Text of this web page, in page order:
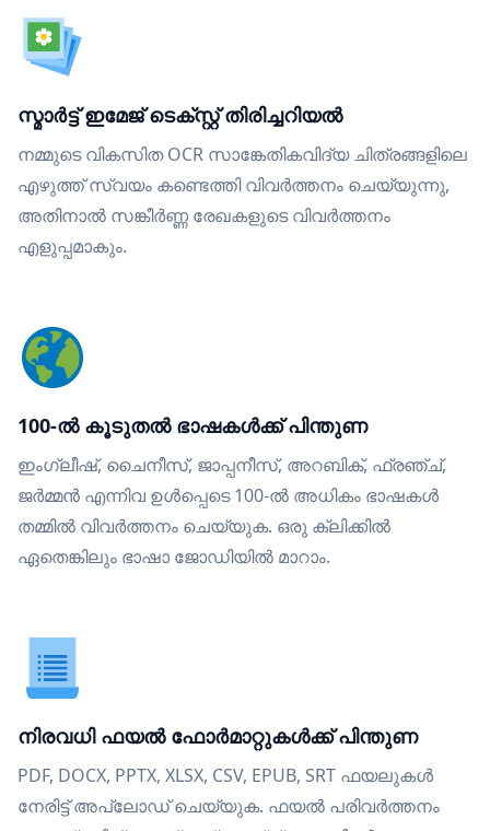
സ്മാർട്ട് ഇമേജ് ടെക്സ്റ്റ് തിരിച്ചറിയൽ
നമ്മുടെ വികസിത OCR സാങ്കേതികവിദ്യ ചിത്രങ്ങളിലെ
എഴുത്ത് സ്വയം കണ്ടെത്തി വിവർത്തനം ചെയ്യുന്നു,
അതിനാൽ സങ്കീർണ്ണ രേഖകളുടെ വിവർത്തനം
എളുപ്പമാകും.
100-ൽ കൂടുതൽ ഭാഷകൾക്ക് പിന്തുണ
ഇംഗ്ലീഷ്, ചൈനീസ്, ജാപ്പനീസ്, അറബിക്, ഫ്രഞ്ച്,
ജർമ്മൻ എന്നിവ ഉൾപ്പെടെ 100-ൽ അധികം ഭാഷകൾ
തമ്മിൽ വിവർത്തനം ചെയ്യുക. ഒരു ക്ലിക്കിൽ
ഏതെങ്കിലും ഭാഷാ ജോഡിയിൽ മാറാം.
നിരവധി ഫയൽ ഫോർമാറ്റുകൾക്ക് പിന്തുണ
PDF, DOCX, PPTX, XLSX, CSV, EPUB, SRT ഫയലുകൾ
നേരിട്ട് അപ്‌ലോഡ് ചെയ്യുക. ഫയൽ പരിവർത്തനം